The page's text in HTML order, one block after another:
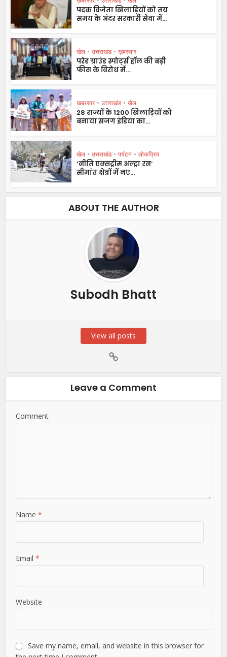
पदक विजेता खिलाड़ियों को तय
समय के अंदर सरकारी सेवा में...
खेल • उत्तराखंड • ख़बरसार
परेड ग्राउंड स्पोर्ट्स हॉल की बढ़ी
फीस के विरोध में...
ख़बरसार • उत्तराखंड • खेल
28 राज्यों के 1200 खिलाड़ियों को
बनाया सजग इंडिया का...
खेल • उत्तराखंड • पर्यटन • लोकप्रिय
‘नीति एक्सट्रीम अल्ट्रा रन’
सीमांत क्षेत्रों में नए...
ABOUT THE AUTHOR
Subodh Bhatt
View all posts
Leave a Comment
Comment
Name*
Email*
Website
Save my name, email, and website in this browser for